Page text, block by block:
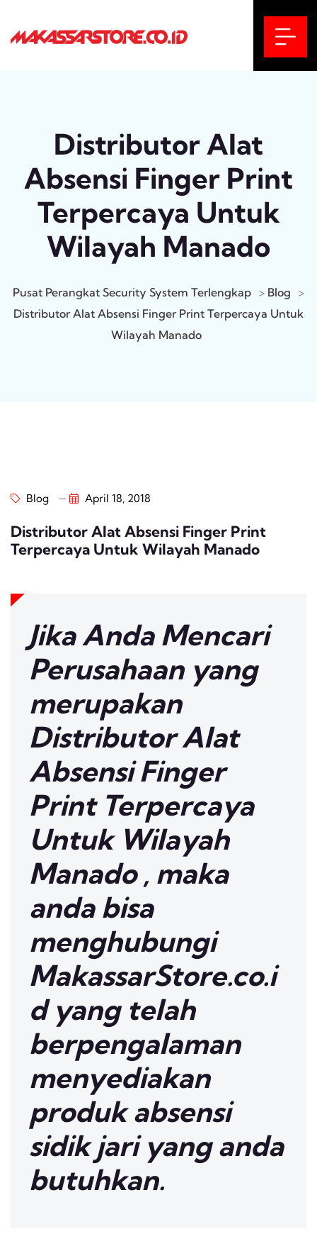
Distributor Alat
Absensi Finger Print
Terpercaya Untuk
Wilayah Manado
Pusat Perangkat Security System Terlengkap > Blog >
Distributor Alat Absensi Finger Print Terpercaya Untuk
Wilayah Manado
Blog April 18, 2018
Distributor Alat Absensi Finger Print
Terpercaya Untuk Wilayah Manado
Jika Anda Mencari
Perusahaan yang
merupakan
Distributor Alat
Absensi Finger
Print Terpercaya
Untuk Wilayah
Manado , maka
anda bisa
menghubungi
MakassarStore.co.i
d yang telah
berpengalaman
menyediakan
produk absensi
sidik jari yang anda
butuhkan.